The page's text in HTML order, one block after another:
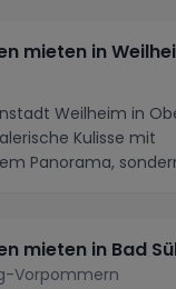
mieten in
Weilheim in
Kulisse mit
Panorama,
mieten in Bad
Vorpommern